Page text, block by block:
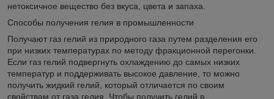
нетоксичное вещество без вкуса, цвета и запаха.
Способы получения гелия в промышленности
Получают газ гелий из природного газа путем разделения его
при низких температурах по методу фракционной перегонки.
Если газ гелий подвергнуть охлаждению до самых низких
температур и поддерживать высокое давление, то можно
получить жидкий гелий, который отличается по своим
свойствам от газа гелия. Чтобы получить гелий в